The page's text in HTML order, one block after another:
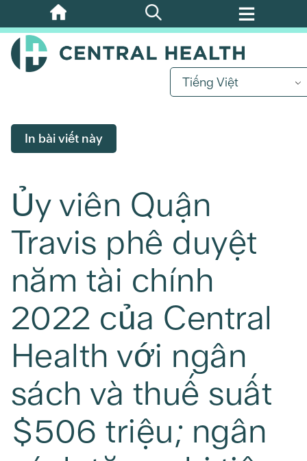
Bỏ
qua
nội
Tiếng Việt
In bài viết này
Ủy viên Quận
Travis phê duyệt
năm tài chính
2022 của Central
Health với ngân
sách và thuế suất
$506 triệu; ngân